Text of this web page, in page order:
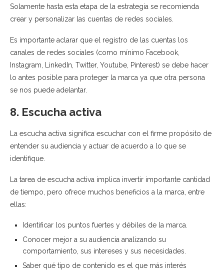
Solamente hasta esta etapa de la estrategia se recomienda
crear y personalizar las cuentas de redes sociales.
Es importante aclarar que el registro de las cuentas los
canales de redes sociales (como mínimo Facebook,
Instagram, LinkedIn, Twitter, Youtube, Pinterest) se debe hacer
lo antes posible para proteger la marca ya que otra persona
se nos puede adelantar.
8. Escucha activa
La escucha activa significa escuchar con el firme propósito de
entender su audiencia y actuar de acuerdo a lo que se
identifique.
La tarea de escucha activa implica invertir importante cantidad
de tiempo, pero ofrece muchos beneficios a la marca, entre
ellas:
Identificar los puntos fuertes y débiles de la marca.
Conocer mejor a su audiencia analizando su
comportamiento, sus intereses y sus necesidades.
Saber qué tipo de contenido es el que más interés